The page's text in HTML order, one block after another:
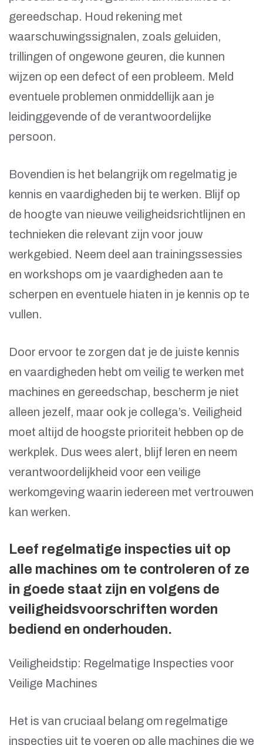
gereedschap. Houd rekening met
waarschuwingssignalen, zoals geluiden,
trillingen of ongewone geuren, die kunnen
wijzen op een defect of een probleem. Meld
eventuele problemen onmiddellijk aan je
leidinggevende of de verantwoordelijke
persoon.
Bovendien is het belangrijk om regelmatig je
kennis en vaardigheden bij te werken. Blijf op
de hoogte van nieuwe veiligheidsrichtlijnen en
technieken die relevant zijn voor jouw
werkgebied. Neem deel aan trainingssessies
en workshops om je vaardigheden aan te
scherpen en eventuele hiaten in je kennis op te
vullen.
Door ervoor te zorgen dat je de juiste kennis
en vaardigheden hebt om veilig te werken met
machines en gereedschap, bescherm je niet
alleen jezelf, maar ook je collega’s. Veiligheid
moet altijd de hoogste prioriteit hebben op de
werkplek. Dus wees alert, blijf leren en neem
verantwoordelijkheid voor een veilige
werkomgeving waarin iedereen met vertrouwen
kan werken.
Leef regelmatige inspecties uit op
alle machines om te controleren of ze
in goede staat zijn en volgens de
veiligheidsvoorschriften worden
bediend en onderhouden.
Veiligheidstip: Regelmatige Inspecties voor
Veilige Machines
Het is van cruciaal belang om regelmatige
inspecties uit te voeren op alle machines die we